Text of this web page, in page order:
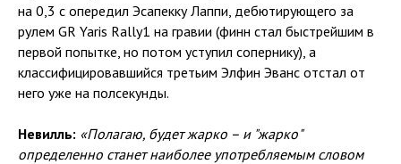
на 0,3 с опередил Эсапекку Лаппи, дебютирующего за
рулем GR Yaris Rally1 на гравии (финн стал быстрейшим в
первой попытке, но потом уступил сопернику), а
классифицировавшийся третьим Элфин Эванс отстал от
него уже на полсекунды.
Невилль: «Полагаю, будет жарко – и "жарко"
определенно станет наиболее употребляемым словом